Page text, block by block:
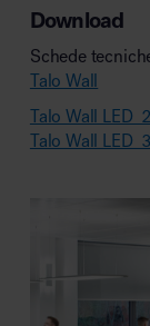
Download
Schede
Talo Wall
Talo Wall LED
Talo Wall LED